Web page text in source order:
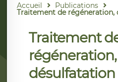
Accueil Publications
Traitement de régéneration,
Traitement
régéneration,
désulfatation